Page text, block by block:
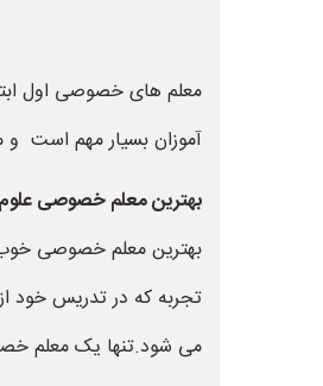
معلم های خصوصی اول
آموزان بسیار مهم است و
بهترین معلم خصوصی
بهترین معلم خصوصی خوب
تجربه که در تدریس خود
می شود.تنها یک معلم